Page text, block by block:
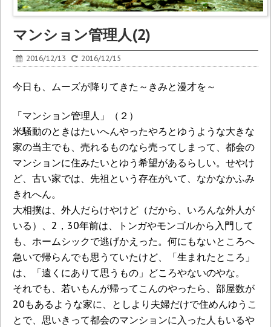
マンション管理人(2)
2016/12/13 2016/12/15
今日も、ムーズが降りてきた～きみと漫才を～
「マンション管理人」（２）
米騒動のときはたいへんやったやろとゆうような大きな
家の当主でも、売れるものなら売ってしまって、都会の
マンションに住みたいとゆう希望があるらしい。せやけ
ど、古い家では、先祖という存在がいて、なかなかふみ
きれへん。
大相撲は、外人だらけやけど（だから、いろんな外人が
いる）、2，30年前は、トンガやモンゴルから入門して
も、ホームシックで逃げかえった。何にもないところへ
急いで帰らんでも思うていたけど、「生まれたところ」
は、「遠くにありて思うもの」どころやないのやな。
それでも、若いもんが帰ってこんのやったら、部屋数が
20もあるような家に、としより夫婦だけで住めんゆうこ
とで、思いきって都会のマンションに入った人もいるや